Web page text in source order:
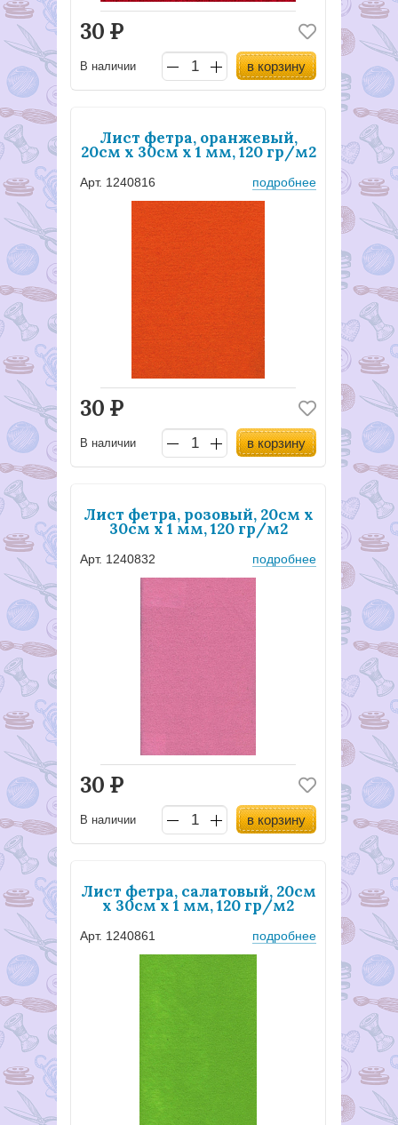
30 Р
В наличии в корзину
Лист фетра, оранжевый,
20см х 30см х 1 мм, 120 гр/м2
Арт. 1240816 подробнее
30 Р
В наличии в корзину
Лист фетра, розовый, 20см х
30см х 1 мм, 120 гр/м2
Арт. 1240832 подробнее
30 Р
В наличии в корзину
Лист фетра, салатовый, 20см
х 30см х 1 мм, 120 гр/м2
Арт. 1240861 подробнее